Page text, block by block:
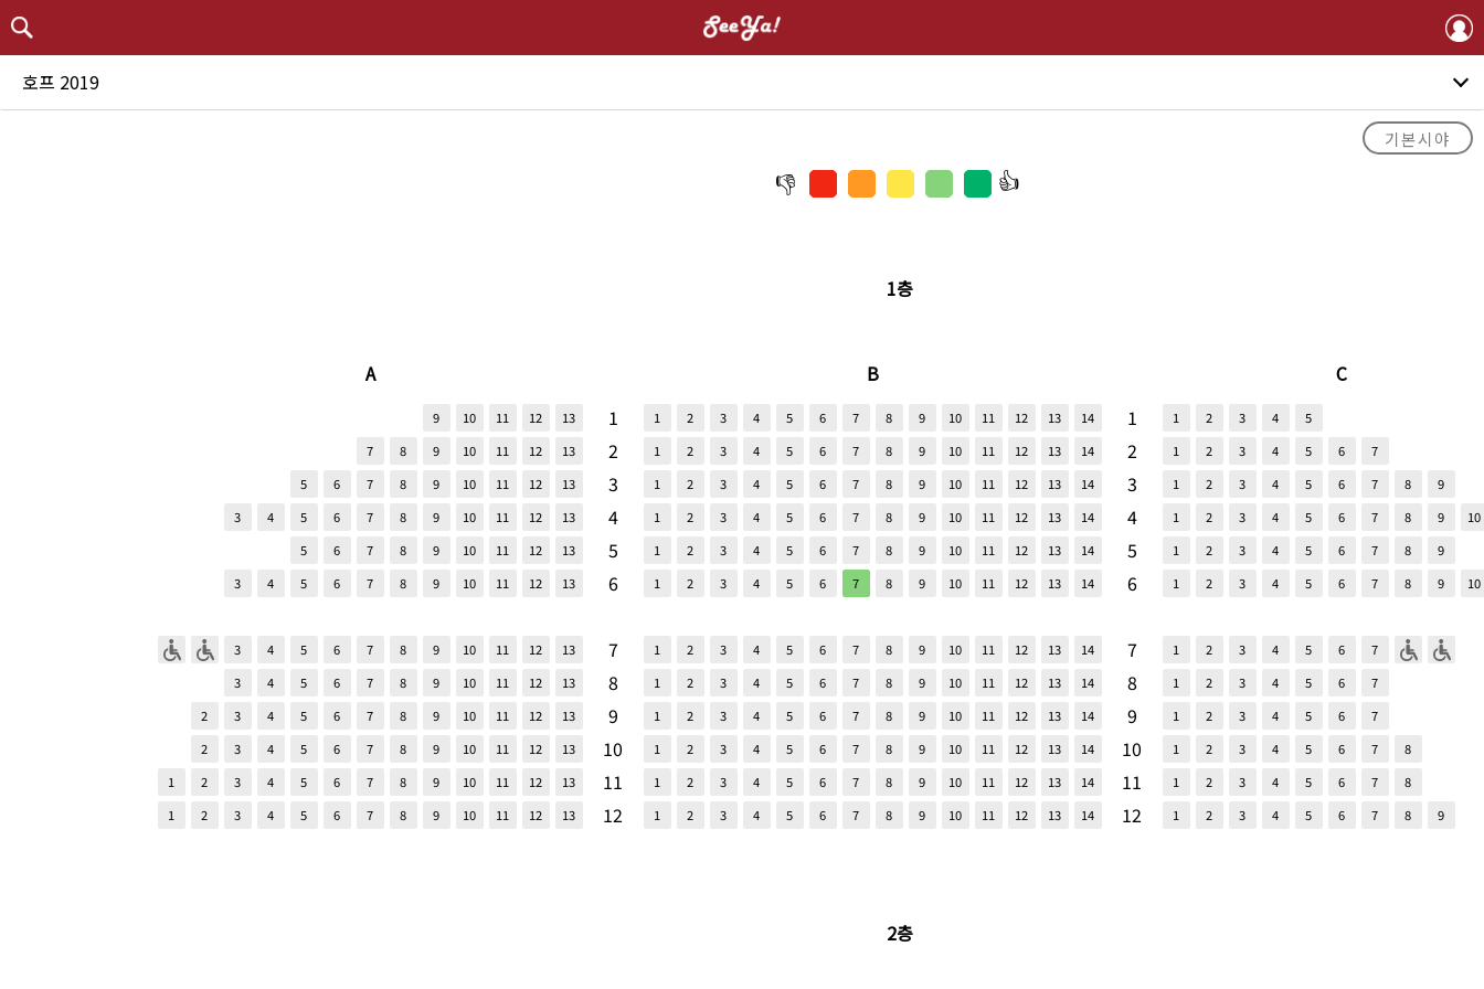
호프 2019
기본시야
1층
A
9 10 11 12
13
7
8 9 10 11 12
13
5
6 7 8 9 10 11 12
13
3
4 5 6 7 8 9 10 11 12
13
5
6 7 8 9 10 11 12
13
3
4 5 6 7 8 9 10 11 12 13
3 4 5 6 7 8 9 10 11 12
13
3
4 5 6 7 8 9 10 11 12
13
2
3 4 5 6 7 8 9 10 11 12
13
2
3 4 5 6 7 8 9 10 11 12
13
1
2 3 4 5 6 7 8 9 10 11 12
13
1
2 3 4 5 6 7 8 9 10 11 12 13
1
2
3
4
5
6
7
8
9
10
11
12
B
1 2 3 4 5 6 7 8 9 10 11 12 13
14
1
2 3 4 5 6 7 8 9 10 11 12 13
14
1
2 3 4 5 6 7 8 9 10 11 12 13
14
1
2 3 4 5 6 7 8 9 10 11 12 13
14
1
2 3 4 5 6 7 8 9 10 11 12 13
14
1
2 3 4 5 6 7 8 9 10 11 12 13 14
1 2 3 4 5 6 7 8 9 10 11 12 13
14
1
2 3 4 5 6 7 8 9 10 11 12 13
14
1
2 3 4 5 6 7 8 9 10 11 12 13
14
1
2 3 4 5 6 7 8 9 10 11 12 13
14
1
2 3 4 5 6 7 8 9 10 11 12 13
14
1
2 3 4 5 6 7 8 9 10 11 12 13 14
1
2
3
4
5
6
7
8
9
10
11
12
C
1 2 3 4
5
1
2 3 4 5 6
7
1
2 3 4 5 6 7 8
9
1
2 3 4 5 6 7 8 9
10
1
2 3 4 5 6 7 8
9
1
2 3 4 5 6 7 8 9 10
1 2 3 4 5 6
7
1
2 3 4 5 6
7
1
2 3 4 5 6
7
1
2 3 4 5 6 7
8
1
2 3 4 5 6 7
8
1
2 3 4 5 6 7 8 9
2층